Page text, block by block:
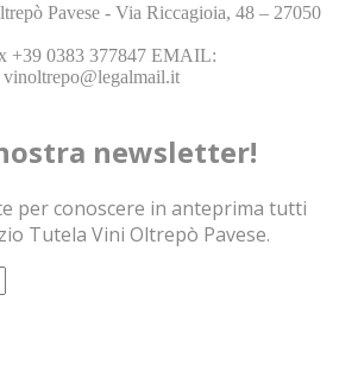
Pavese - Via Riccagioia, 48 – 27050
​+39 ​0383 377847 EMAIL:
newsletter!
per conoscere in anteprima tutti
Tutela Vini Oltrepò Pavese.